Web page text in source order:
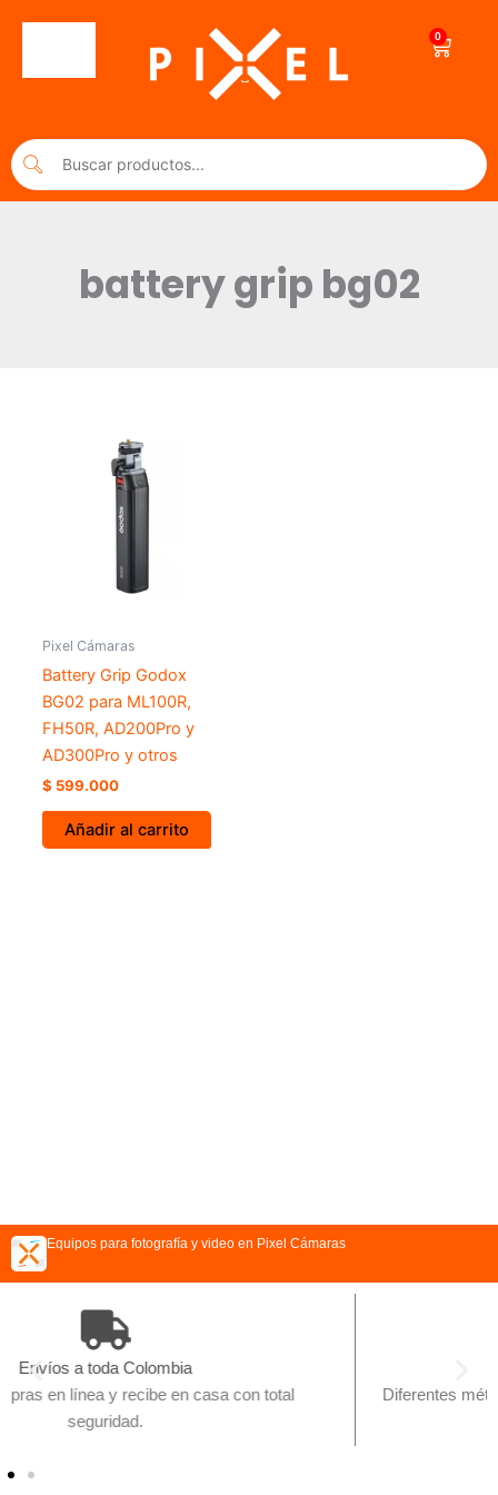
0
Cart
battery grip bg02
Pixel Cámaras
Battery Grip Godox
BG02 para ML100R,
FH50R, AD200Pro y
AD300Pro y otros
$ 599.000
Añadir al carrito
Equipos para fotografía y video en Pixel Cámaras
con total
Diferentes métodos de pago para hacer tu